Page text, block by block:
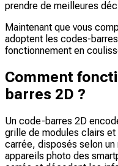
prendre de meilleures
Maintenant que vous
adoptent les codes-
fonctionnement en
Comment
barres 2D ?
Un code-barres 2D
grille de modules clairs
carrée, disposés selon
appareils photo des